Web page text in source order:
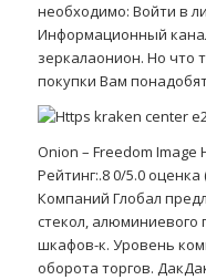
необходимо: Войти в
Информационный
зеркалаонион. Но что
покупки Вам
Onion – Freedom Image
Рейтинг:.8 0/5.0
Компаний Глобал
стекол, алюминиевого
шкафов-к. Уровень
оборота торгов.